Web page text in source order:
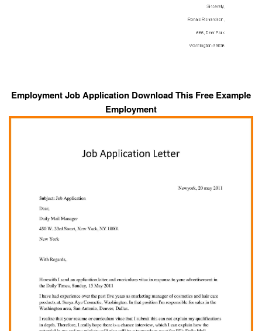
Employment Job Application Download This Free Example
Employment